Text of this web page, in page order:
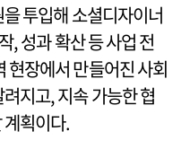
투입해 소셜디자이너
, 성과 확산 등 사업 전
현장에서 만들어진 사회
지고, 지속 가능한 협
계획이다.